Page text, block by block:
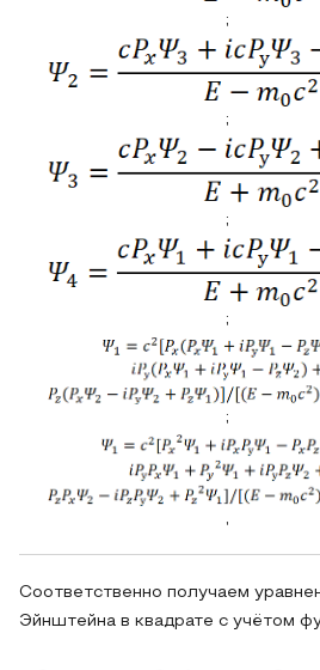
;
;
;
;
;
,
Соответственно получаем
Эйнштейна в квадрате с учётом